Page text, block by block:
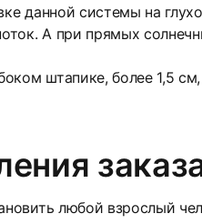
данной системы на
А при прямых
штапике, более 1,5
любой взрослый